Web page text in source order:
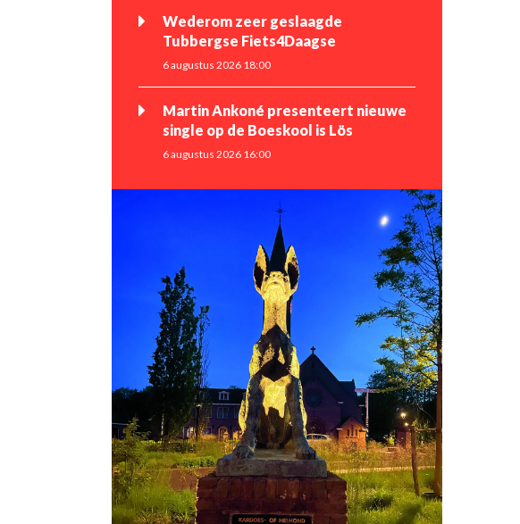
Wederom zeer geslaagde
Tubbergse Fiets4Daagse
6 augustus 2026 18:00
Martin Ankoné presenteert nieuwe
single op de Boeskool is Lös
6 augustus 2026 16:00